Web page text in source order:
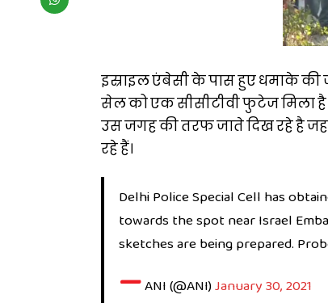
इस्राइल एंबेसी के पास हुए धमाके की
सेल को एक सीसीटीवी फुटेज मिला है
उस जगह की तरफ जाते दिख रहे है
रहे हैं।
Delhi Police Special Cell has
towards the spot near Israel
sketches are being prepared.
—ANI (@ANI)January 30, 2021